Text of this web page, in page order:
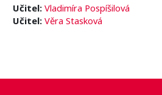
Učitel: Vladimíra Pospíšilová
Učitel: Věra Stasková